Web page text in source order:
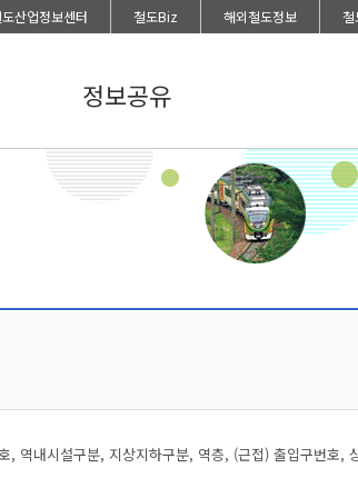
산업정보센터 철도Biz 해외철도정보 철
정보공유
, 역내시설구분, 지상지하구분, 역층, (근접) 출입구번호,